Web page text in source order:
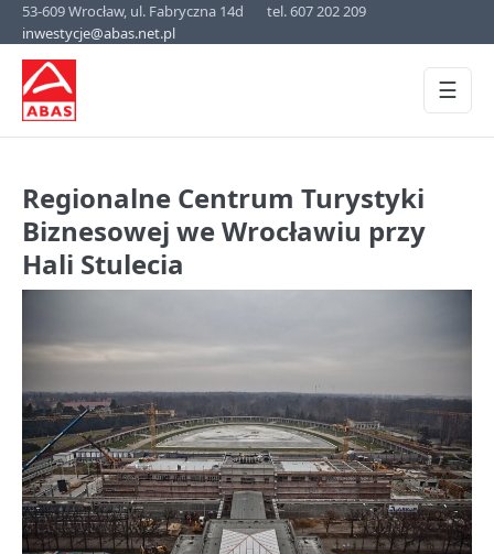
53-609 Wrocław, ul. Fabryczna 14d
tel. 607 202 209
inwestycje@abas.net.pl
☰
Regionalne Centrum Turystyki
Biznesowej we Wrocławiu przy
Hali Stulecia